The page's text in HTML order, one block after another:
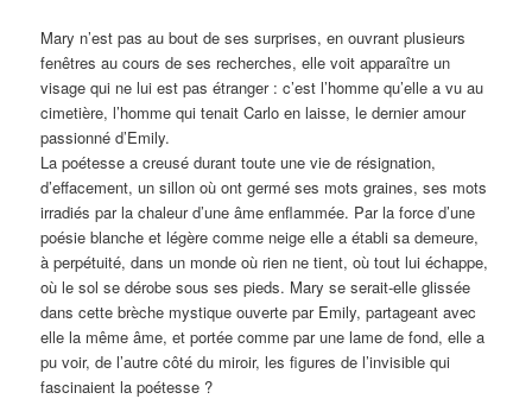
Mary n’est pas au bout de ses surprises, en ouvrant plusieurs
fenêtres au cours de ses recherches, elle voit apparaître un
visage qui ne lui est pas étranger : c’est l’homme qu’elle a vu au
cimetière, l’homme qui tenait Carlo en laisse, le dernier amour
passionné d’Emily.
La poétesse a creusé durant toute une vie de résignation,
d’effacement, un sillon où ont germé ses mots graines, ses mots
irradiés par la chaleur d’une âme enflammée. Par la force d’une
poésie blanche et légère comme neige elle a établi sa demeure,
à perpétuité, dans un monde où rien ne tient, où tout lui échappe,
où le sol se dérobe sous ses pieds. Mary se serait-elle glissée
dans cette brèche mystique ouverte par Emily, partageant avec
elle la même âme, et portée comme par une lame de fond, elle a
pu voir, de l’autre côté du miroir, les figures de l’invisible qui
fascinaient la poétesse ?